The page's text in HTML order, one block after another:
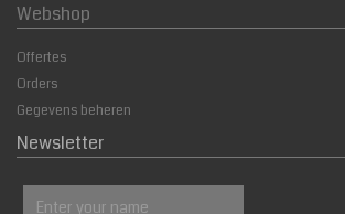
Webshop
Offertes
Orders
Gegevens beheren
Newsletter